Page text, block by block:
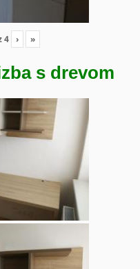
4 › »
s drevom